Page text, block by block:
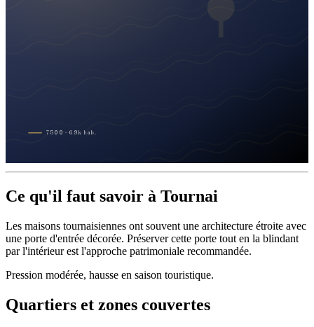
7500 · 69k hab.
Ce qu'il faut savoir à Tournai
Les maisons tournaisiennes ont souvent une architecture étroite avec
une porte d'entrée décorée. Préserver cette porte tout en la blindant
par l'intérieur est l'approche patrimoniale recommandée.
Pression modérée, hausse en saison touristique.
Quartiers et zones couvertes